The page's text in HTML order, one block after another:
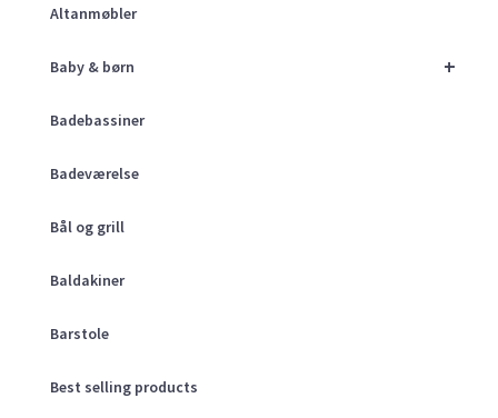
Altanmøbler
+
Baby & børn
Badebassiner
Badeværelse
Bål og grill
Baldakiner
Barstole
Best selling products